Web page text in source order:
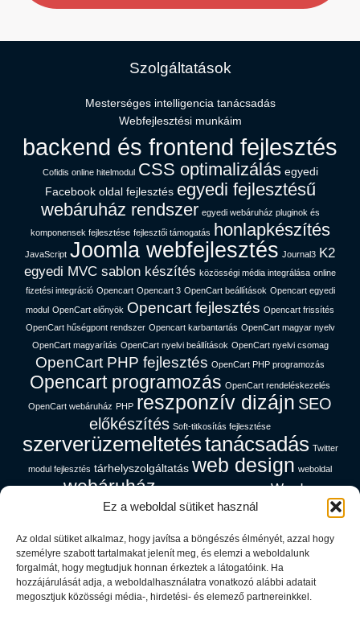
Ez a weboldal sütiket használ
Az oldal sütiket alkalmaz, hogy javítsa a böngészés élményét, azzal hogy
személyre szabott tartalmakat jelenít meg, és elemzi a weboldalunk
forgalmát, hogy megtudjuk honnan érkeztek a látogatóink. Ha
hozzájárulását adja, a weboldalhasználatra vonatkozó alábbi adatait
megosztjuk közösségi média-, hirdetési- és elemező partnereinkkel.
Szolgáltatások
Mesterséges intelligencia tanácsadás​
Webfejlesztési munkáim
backend és frontend fejlesztés
Cofidis online hitelmodul CSS optimalizálás egyedi
Facebook oldal fejlesztés egyedi fejlesztésű
webáruház rendszer egyedi webáruház pluginok és
komponensek fejlesztése fejlesztői támogatás honlapkészítés
JavaScript Joomla webfejlesztés Journal3 K2
egyedi MVC sablon készítés közösségi média integrálása online
fizetési integráció Opencart Opencart 3 OpenCart beállítások Opencart egyedi
modul OpenCart előnyök Opencart fejlesztés Opencart frissítés
OpenCart hűségpont rendszer Opencart karbantartás OpenCart magyar nyelv
OpenCart magyarítás OpenCart nyelvi beállítások OpenCart nyelvi csomag
OpenCart PHP fejlesztés OpenCart PHP programozás
Opencart programozás OpenCart rendeléskezelés
OpenCart webáruház PHP reszponzív dizájn SEO
előkészítés Soft-titkosítás fejlesztése
szerverüzemeltetéstanácsadás Twitter
modul fejlesztés tárhelyszolgáltatás web design weboldal
webáruház
Wordpress
platform
Cég információk
Adatfeldolgozói Tájékoztató